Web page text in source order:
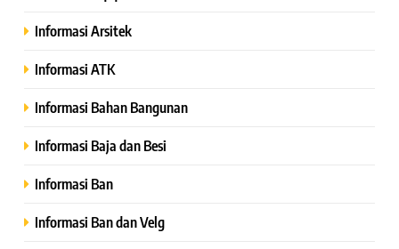
Informasi Arsitek
Informasi ATK
Informasi Bahan Bangunan
Informasi Baja dan Besi
Informasi Ban
Informasi Ban dan Velg